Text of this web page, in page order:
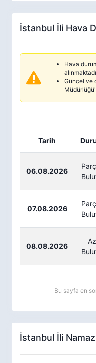
İstanbul İli Hava
Hava
Güncel ve
Tarih
06.08.2026
07.08.2026
08.08.2026
Az
Bu sayfa en
İstanbul İli